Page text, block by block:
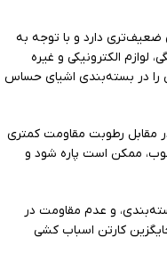
ضعیف‌تری دارد و با توجه به
لوازم الکترونیکی و غیره
را در بسته‌بندی اشیای حساس
مقابل رطوبت مقاومت کمتری
ممکن است پاره شود و
و عدم مقاومت در
کارتن اسباب کشی